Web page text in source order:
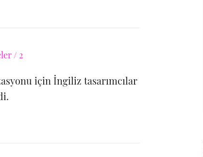
için İngiliz tasarımcılar